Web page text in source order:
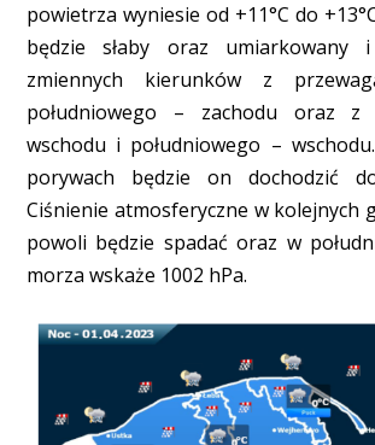
powietrza wyniesie od +11°C do
będzie słaby oraz umiarkowany
zmiennych kierunków z
południowego – zachodu oraz z
wschodu i południowego –
porywach będzie on dochodzić
Ciśnienie atmosferyczne w kolejnych
powoli będzie spadać oraz w
morza wskaże 1002 hPa.